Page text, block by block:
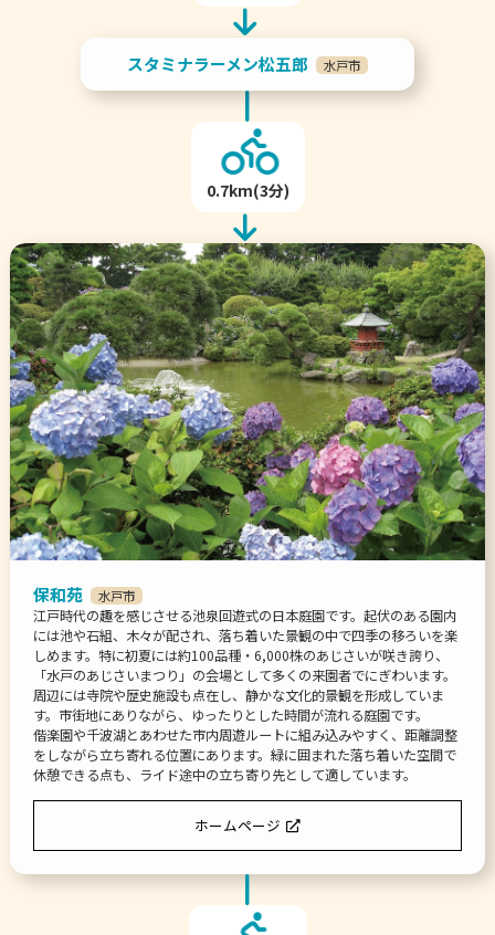
スタミナラーメン松五郎 水戸市
0.7km(3分)
保和苑 水戸市
江戸時代の趣を感じさせる池泉回遊式の日本庭園です。起伏のある園内
には池や石組、木々が配され、落ち着いた景観の中で四季の移ろいを楽
しめます。特に初夏には約100品種・6,000株のあじさいが咲き誇り、
「水戸のあじさいまつり」の会場として多くの来園者でにぎわいます。
周辺には寺院や歴史施設も点在し、静かな文化的景観を形成していま
す。市街地にありながら、ゆったりとした時間が流れる庭園です。
偕楽園や千波湖とあわせた市内周遊ルートに組み込みやすく、距離調整
をしながら立ち寄れる位置にあります。緑に囲まれた落ち着いた空間で
休憩できる点も、ライド途中の立ち寄り先として適しています。
ホームページ